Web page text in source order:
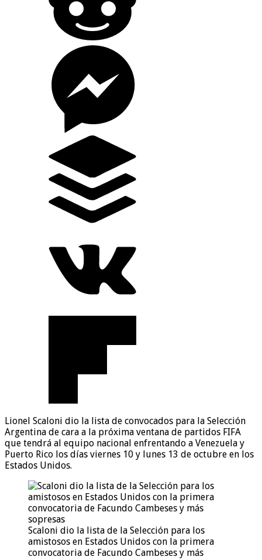
Lionel Scaloni dio la lista de convocados para la Selección
Argentina de cara a la próxima ventana de partidos FIFA
que tendrá al equipo nacional enfrentando a Venezuela y
Puerto Rico los días viernes 10 y lunes 13 de octubre en los
Estados Unidos.
Scaloni dio la lista de la Selección para los
amistosos en Estados Unidos con la primera
convocatoria de Facundo Cambeses y más